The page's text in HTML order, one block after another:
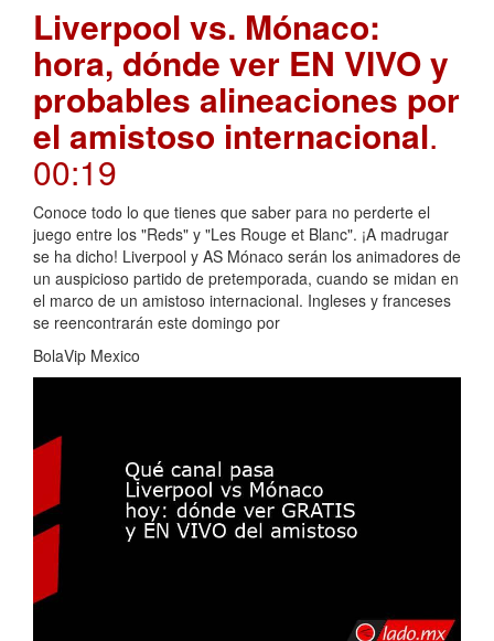
Liverpool vs. Mónaco:
hora, dónde ver EN VIVO y
probables alineaciones por
el amistoso internacional.
00:19
Conoce todo lo que tienes que saber para no perderte el
juego entre los "Reds" y "Les Rouge et Blanc". ¡A madrugar
se ha dicho! Liverpool y AS Mónaco serán los animadores de
un auspicioso partido de pretemporada, cuando se midan en
el marco de un amistoso internacional. Ingleses y franceses
se reencontrarán este domingo por
BolaVip Mexico